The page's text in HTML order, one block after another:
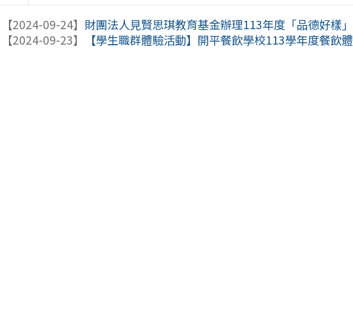
【2024-09-24】 財團法人見賢思琪教育基金辦理113年度「品德好樣
【2024-09-23】
【學生職群體驗活動】開平餐飲學校113學年度餐飲